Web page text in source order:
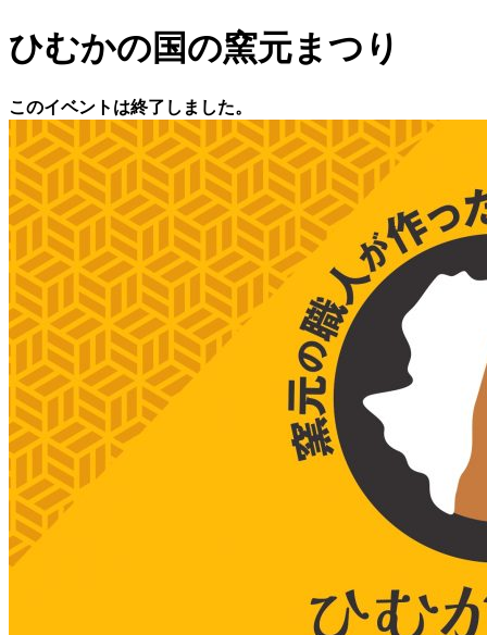
ひむかの国の窯元まつり
このイベントは終了しました。